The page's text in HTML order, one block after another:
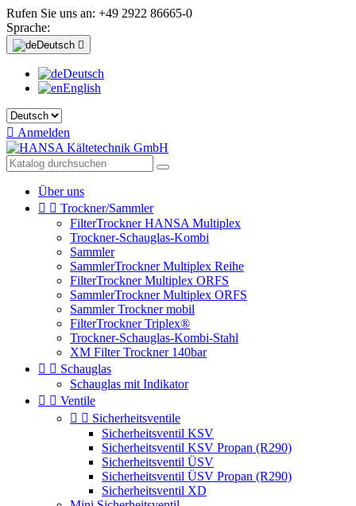
Rufen Sie uns an: +49 2922 86665-0
Sprache:
Deutsch 
Deutsch
English
 Anmelden
Über uns
  Trockner/Sammler
FilterTrockner HANSA Multiplex
Trockner-Schauglas-Kombi
Sammler
SammlerTrockner Multiplex Reihe
FilterTrockner Multiplex ORFS
SammlerTrockner Multiplex ORFS
Sammler Trockner mobil
FilterTrockner Triplex®
Trockner-Schauglas-Kombi-Stahl
XM Filter Trockner 140bar
  Schauglas
Schauglas mit Indikator
  Ventile
  Sicherheitsventile
Sicherheitsventil KSV
Sicherheitsventil KSV Propan (R290)
Sicherheitsventil ÜSV
Sicherheitsventil ÜSV Propan (R290)
Sicherheitsventil XD